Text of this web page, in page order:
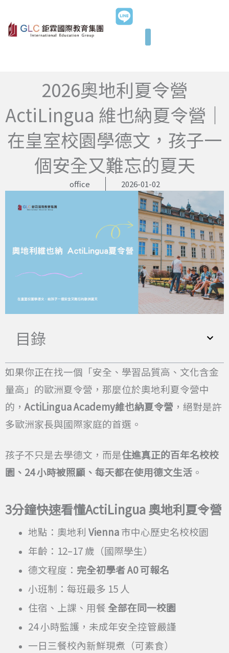
2026奧地利夏令營
ActiLingua 維也納夏令營｜
在皇室校園學德文，孩子一
個安全又難忘的夏天
office 2026-01-02
目錄
如果你正在找一個「安全、學習品質高、文化含金
量高」的歐洲夏令營，那麼位於奧地利夏令營中
的， ActiLingua Academy維也納夏令營 ，絕對是許
多歐洲家長與國際家庭的首選。
孩子不只是去學德文，而是住進真正的百年名校校
園、24 小時被照顧、每天都在使用德文生活 。
3分鐘快速看懂ActiLingua 奧地利夏令營
地點：奧地利 Vienna市中心歷史名校校園
年齡：12–17 歲（國際學生）
德文程度： 完全初學者 A0 可報名
小班制：每班最多 15 人
住宿、上課、用餐全部在同一校園
24 小時監護，未成年安全控管嚴謹
一日三餐校內新鮮現煮（可素食）